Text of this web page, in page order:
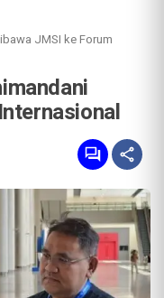
JMSI ke Forum